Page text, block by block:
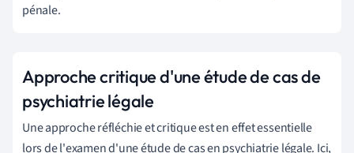
pénale.
Approche critique d'une étude de cas de
psychiatrie légale
Une approche réfléchie et critique est en effet essentielle
lors de l'examen d'une étude de cas en psychiatrie légale. Ici,